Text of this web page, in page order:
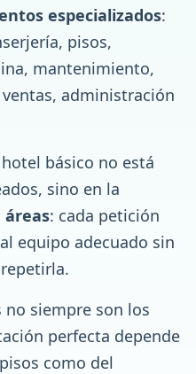
especializados:
pisos,
mantenimiento,
administración
básico no está
sino en la
: cada petición
equipo adecuado sin
no siempre son los
perfecta depende
como del